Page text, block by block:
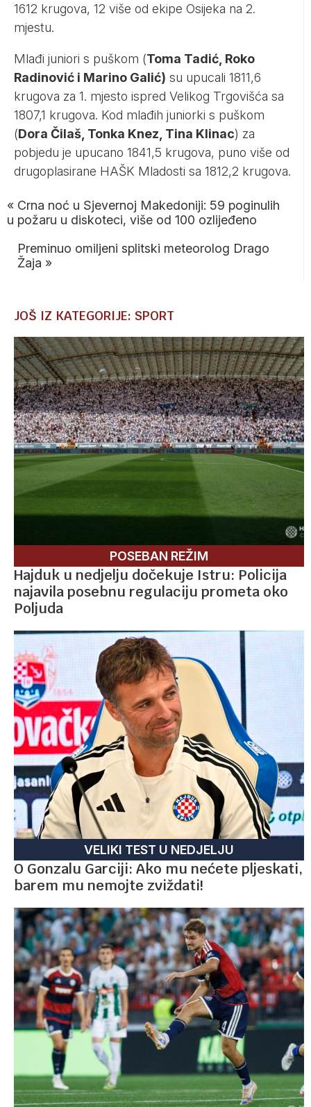
1612 krugova, 12 više od ekipe Osijeka na 2.
mjestu.
Mlađi juniori s puškom (Toma Tadić, Roko
Radinović i Marino Galić) su upucali 1811,6
krugova za 1. mjesto ispred Velikog Trgovišća sa
1807,1 krugova. Kod mlađih juniorki s puškom
(Dora Čilaš, Tonka Knez, Tina Klinac) za
pobjedu je upucano 1841,5 krugova, puno više od
drugoplasirane HAŠK Mladosti sa 1812,2 krugova.
« Crna noć u Sjevernoj Makedoniji: 59 poginulih
u požaru u diskoteci, više od 100 ozlijeđeno
Preminuo omiljeni splitski meteorolog Drago
Žaja »
JOŠ IZ KATEGORIJE: SPORT
POSEBAN REŽIM
Hajduk u nedjelju dočekuje Istru: Policija
najavila posebnu regulaciju prometa oko
Poljuda
VELIKI TEST U NEDJELJU
O Gonzalu Garciji: Ako mu nećete pljeskati,
barem mu nemojte zviždati!